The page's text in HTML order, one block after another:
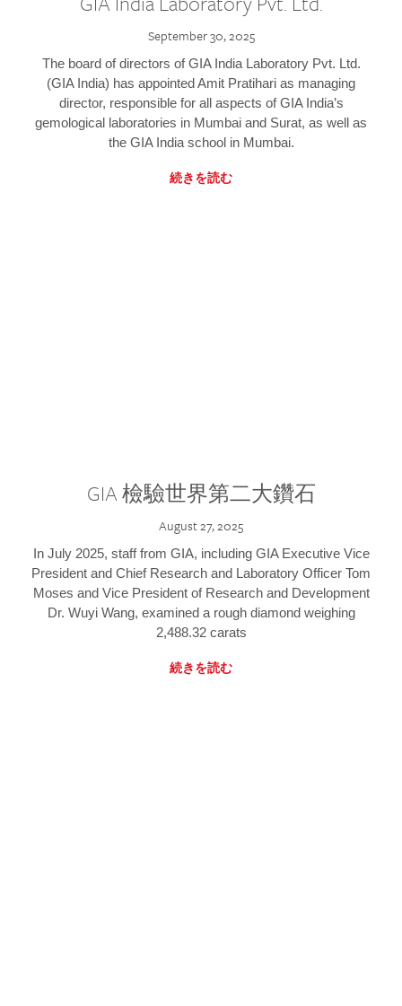
September 30, 2025
The board of directors of GIA India Laboratory Pvt. Ltd.
(GIA India) has appointed Amit Pratihari as managing
director, responsible for all aspects of GIA India’s
gemological laboratories in Mumbai and Surat, as well as
the GIA India school in Mumbai.
続きを読む
GIA 檢驗世界第二大鑽石
August 27, 2025
In July 2025, staff from GIA, including GIA Executive Vice
President and Chief Research and Laboratory Officer Tom
Moses and Vice President of Research and Development
Dr. Wuyi Wang, examined a rough diamond weighing
2,488.32 carats
続きを読む